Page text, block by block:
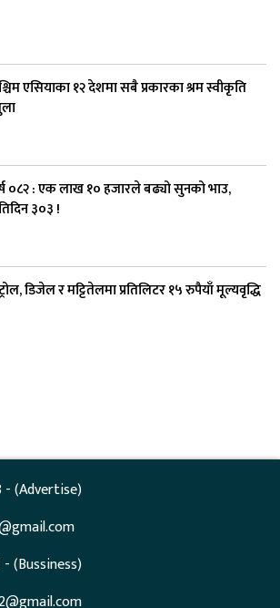
एसियाका १२ देशमा सबै प्रकारका श्रम स्वीकृति
०८२ : एक लाख १० हजारले बढ्यो सुनको भाउ,
३०३ !
डिजेल र मट्टितेलमा प्रतिलिटर १५ रुपैयाँ मूल्यवृद्धि
- (Advertise)
(Bussiness)